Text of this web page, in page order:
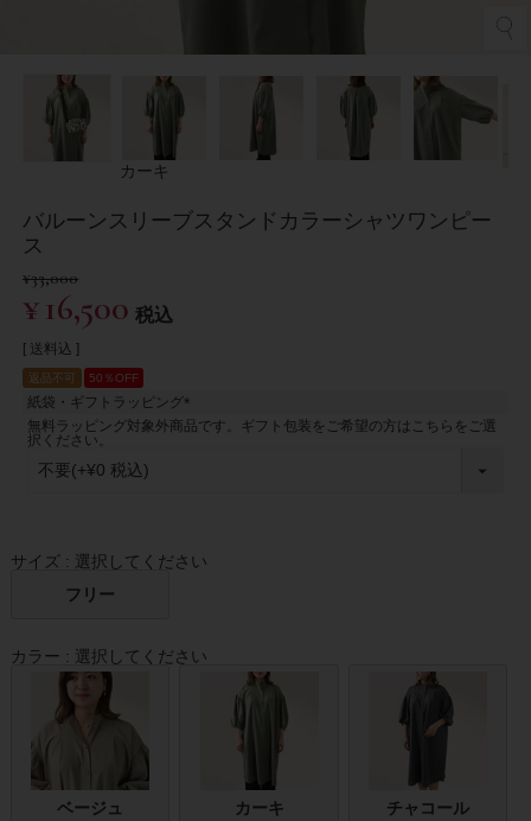
カーキ
バルーンスリーブスタンドカラーシャツワンピー
ス
¥33,000
¥16,500 税込
送料込
返品不可 50％OFF
紙袋・ギフトラッピング
(
必
無料ラッピング対象外商品です。ギフト包装をご希望の方はこちらをご選
択ください。
サイズ
選択してください
フリー
カラー 選択してください
ベージュ カーキ チャコール